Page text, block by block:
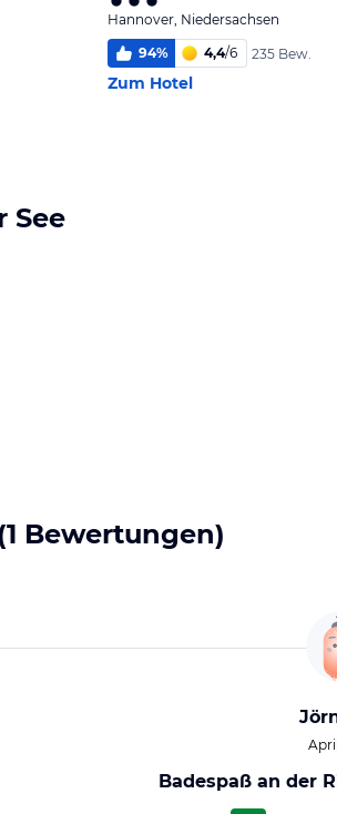
Hannover, Niedersachsen
94% 4,4/6 235 Bew.
Zum Hotel
See
Bewertungen)
Badespaß an der